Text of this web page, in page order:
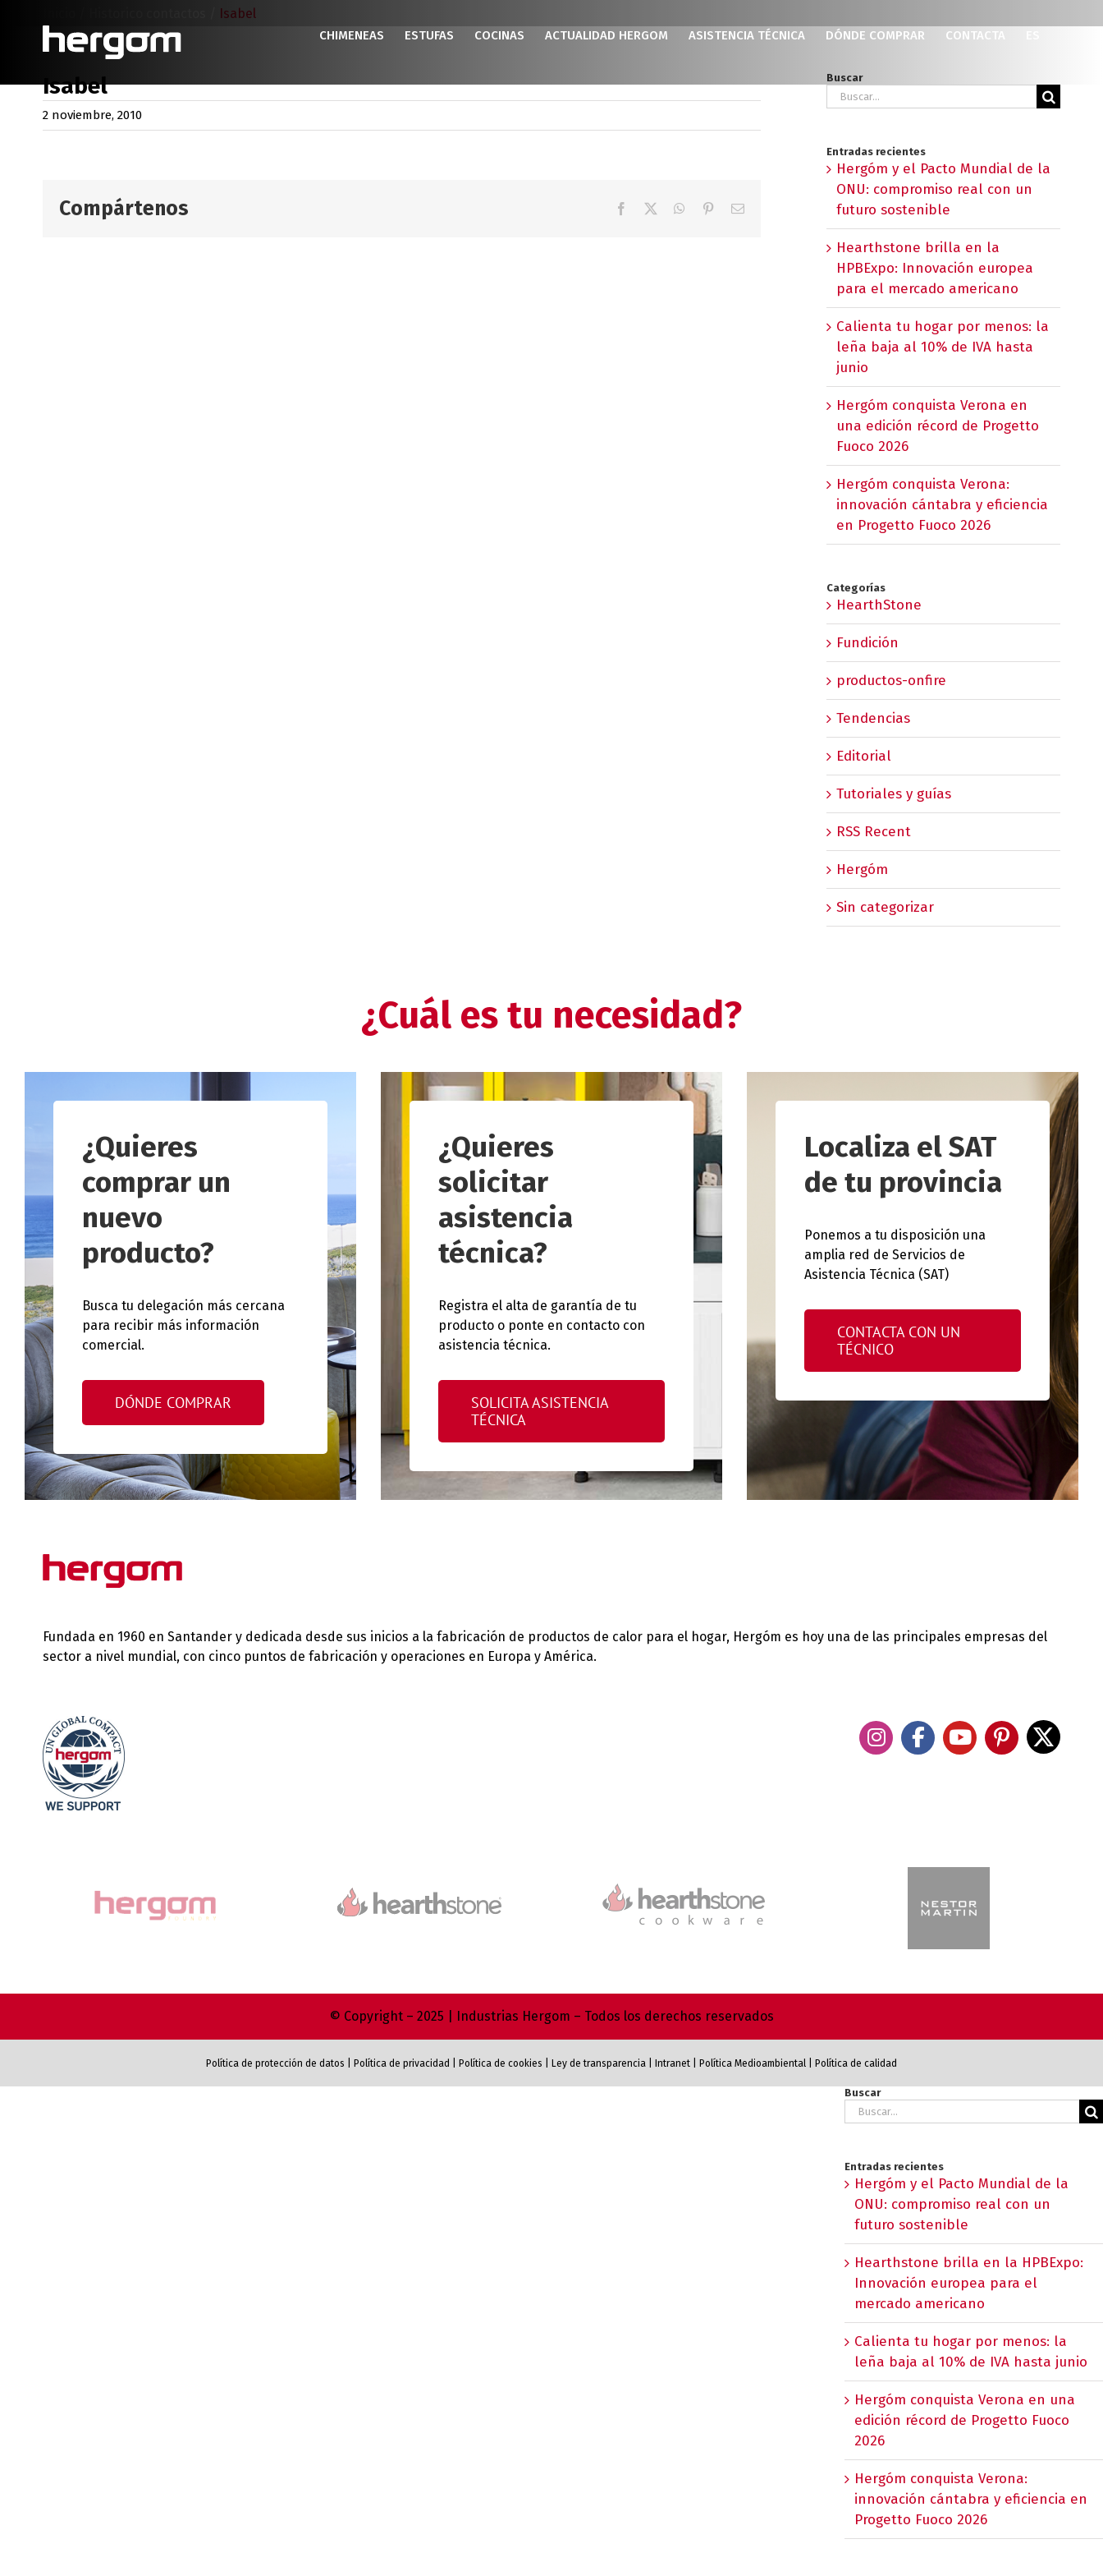
contenido
CHIMENEAS ESTUFAS COCINAS ACTUALIDAD HERGOM ASISTENCIA TÉCNICA DÓNDE COMPRAR CONTACTA
Isabel
Isabel
2 noviembre, 2010
Compártenos Facebook WhatsApp
PinterestCorreo
Buscar
Buscar:
Entradas recientes
Hergóm y el Pacto Mundial de la
ONU: compromiso real con un
futuro sostenible
Hearthstone brilla en la
HPBExpo: Innovación europea
para el mercado americano
Calienta tu hogar por menos: la
leña baja al 10% de IVA hasta
junio
Hergóm conquista Verona en
una edición récord de Progetto
Fuoco 2026
Hergóm conquista Verona:
innovación cántabra y eficiencia
en Progetto Fuoco 2026
Categorías
HearthStone
Fundición
productos-onfire
Tendencias
Editorial
Tutoriales y guías
RSS Recent
Hergóm
Sin categorizar
¿Cuál es tu necesidad?
¿Quieres
comprar un
nuevo
producto?
Busca tu delegación más cercana
para recibir más información
comercial.
DÓNDE COMPRAR
¿Quieres
solicitar
asistencia
técnica?
Registra el alta de garantía de tu
producto o ponte en contacto con
asistencia técnica.
SOLICITA ASISTENCIA
TÉCNICA
Localiza el SAT
de tu provincia
Ponemos a tu disposición una
amplia red de Servicios de
Asistencia Técnica (SAT)
CONTACTA CON UN
TÉCNICO
Fundada en 1960 en Santander y dedicada desde sus inicios a la fabricación de productos de calor para el hogar, Hergóm es hoy una de las principales empresas del
sector a nivel mundial, con cinco puntos de fabricación y operaciones en Europa y América.
© Copyright – 2025 | Industrias Hergom – Todos los derechos reservados
Política de protección de datos Política de privacidad Política de cookies Ley de transparencia Intranet Política Medioambiental Política de calidad
Buscar
Buscar:
Entradas recientes
Hergóm y el Pacto Mundial de la
ONU: compromiso real con un
futuro sostenible
Hearthstone brilla en la HPBExpo:
Innovación europea para el
mercado americano
Calienta tu hogar por menos: la
leña baja al 10% de IVA hasta junio
Hergóm conquista Verona en una
edición récord de Progetto Fuoco
2026
Hergóm conquista Verona:
innovación cántabra y eficiencia en
Progetto Fuoco 2026